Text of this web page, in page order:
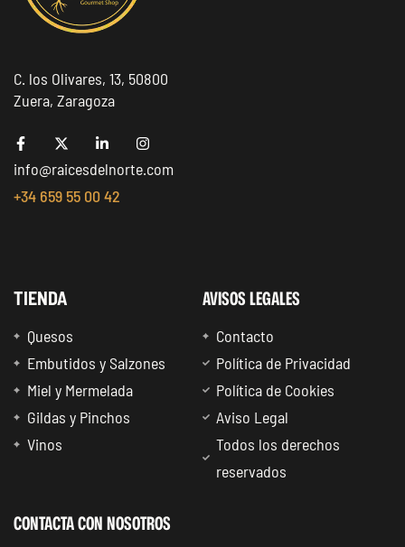
C. los Olivares, 13, 50800
Zuera, Zaragoza
info@raicesdelnorte.com
+34 659 55 00 42
TIENDA
Quesos
Embutidos y Salzones
Miel y Mermelada
Gildas y Pinchos
Vinos
AVISOS LEGALES
Contacto
Política de Privacidad
Política de Cookies
Aviso Legal
Todos los derechos
reservados
CONTACTA CON NOSOTROS